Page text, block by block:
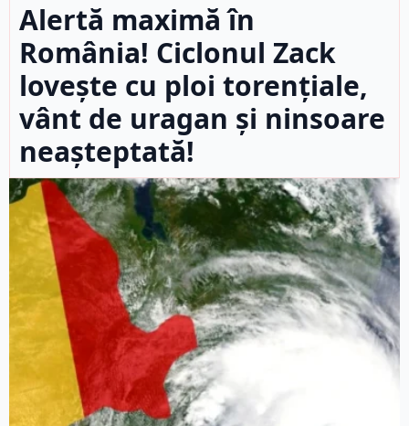
Alertă maximă în
România! Ciclonul Zack
lovește cu ploi torențiale,
vânt de uragan și ninsoare
neașteptată!